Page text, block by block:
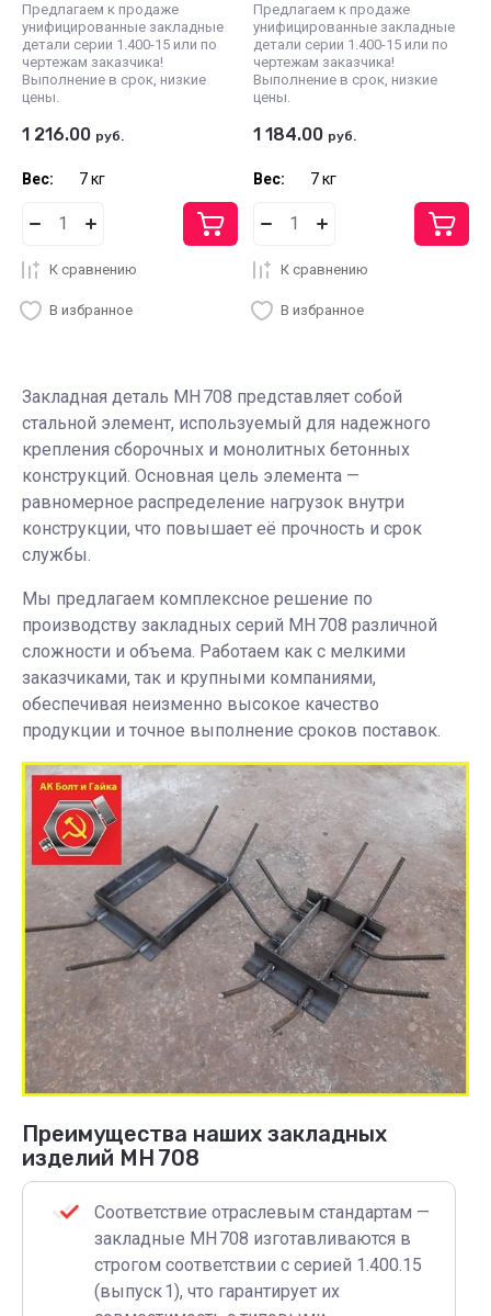
Предлагаем к продаже
унифицированные закладные
детали серии 1.400-15 или по
чертежам заказчика!
Выполнение в срок, низкие
цены.
1 216.00 руб.
Вес: 7 кг
К сравнению
В избранное
Предлагаем к продаже
унифицированные закладные
детали серии 1.400-15 или по
чертежам заказчика!
Выполнение в срок, низкие
цены.
1 184.00 руб.
Вес: 7 кг
К сравнению
В избранное
Закладная деталь МН 708 представляет собой
стальной элемент, используемый для надежного
крепления сборочных и монолитных бетонных
конструкций. Основная цель элемента —
равномерное распределение нагрузок внутри
конструкции, что повышает её прочность и срок
службы.
Мы предлагаем комплексное решение по
производству закладных серий МН 708 различной
сложности и объема. Работаем как с мелкими
заказчиками, так и крупными компаниями,
обеспечивая неизменно высокое качество
продукции и точное выполнение сроков поставок.
Преимущества наших закладных
изделий МН 708
Соответствие отраслевым стандартам —
закладные МН 708 изготавливаются в
строгом соответствии с серией 1.400.15
(выпуск 1), что гарантирует их